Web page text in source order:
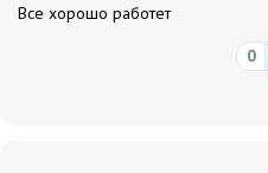
Все хорошо работет
0